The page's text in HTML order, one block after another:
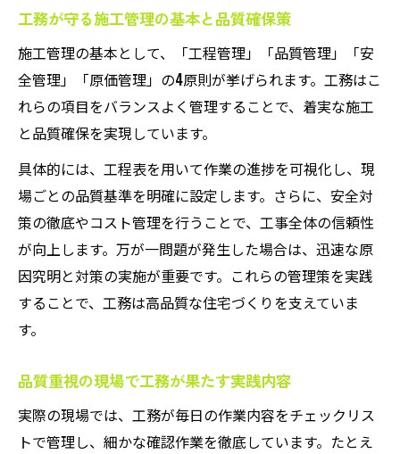
工務が守る施工管理の基本と品質確保策
施工管理の基本として、「工程管理」「品質管理」「安
全管理」「原価管理」の4原則が挙げられます。工務はこ
れらの項目をバランスよく管理することで、着実な施工
と品質確保を実現しています。
具体的には、工程表を用いて作業の進捗を可視化し、現
場ごとの品質基準を明確に設定します。さらに、安全対
策の徹底やコスト管理を行うことで、工事全体の信頼性
が向上します。万が一問題が発生した場合は、迅速な原
因究明と対策の実施が重要です。これらの管理策を実践
することで、工務は高品質な住宅づくりを支えていま
す。
品質重視の現場で工務が果たす実践内容
実際の現場では、工務が毎日の作業内容をチェックリス
トで管理し、細かな確認作業を徹底しています。たとえ